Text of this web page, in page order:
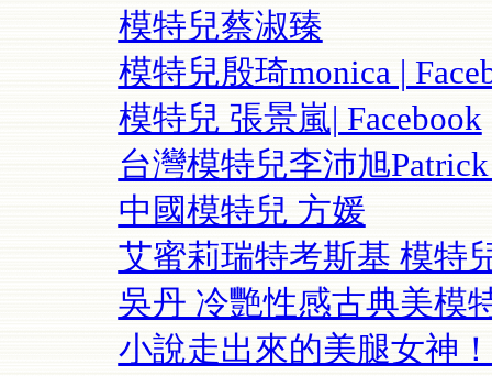
模特兒蔡淑臻
模特兒殷琦monica |
模特兒 張景嵐| Facebook
台灣模特兒李沛旭Patrick
中國模特兒 方媛
艾蜜莉瑞特考斯基 模特
吳丹 冷艷性感古典美模
小說走出來的美腿女神！